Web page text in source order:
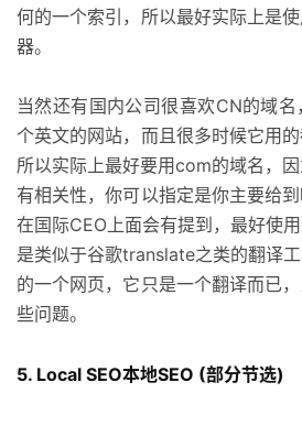
何的一个索引，所以最好实际上是
器。
当然还有国内公司很喜欢CN的域
个英文的网站，而且很多时候它用的
所以实际上最好要用com的域名，
有相关性，你可以指定是你主要给
在国际CEO上面会有提到，最好使
是类似于谷歌translate之类的翻译
的一个网页，它只是一个翻译而已
些问题。
5. Local SEO本地SEO (部分节选)